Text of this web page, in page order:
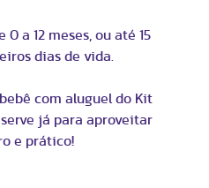
a 12 meses, ou até 15
dias de vida.
com aluguel do Kit
já para aproveitar
e prático!